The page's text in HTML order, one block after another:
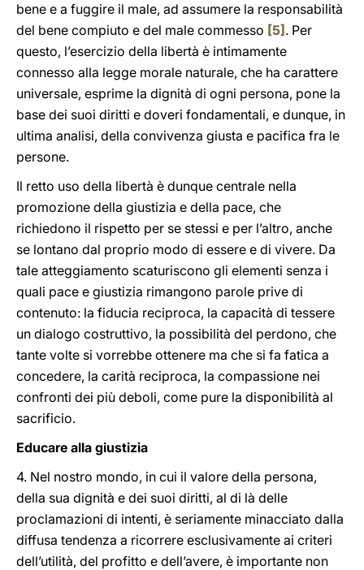
bene e a fuggire il male, ad assumere la responsabilità
del bene compiuto e del male commesso [5] . Per
questo, l’esercizio della libertà è intimamente
connesso alla legge morale naturale, che ha carattere
universale, esprime la dignità di ogni persona, pone la
base dei suoi diritti e doveri fondamentali, e dunque, in
ultima analisi, della convivenza giusta e pacifica fra le
persone.
Il retto uso della libertà è dunque centrale nella
promozione della giustizia e della pace, che
richiedono il rispetto per se stessi e per l’altro, anche
se lontano dal proprio modo di essere e di vivere. Da
tale atteggiamento scaturiscono gli elementi senza i
quali pace e giustizia rimangono parole prive di
contenuto: la fiducia reciproca, la capacità di tessere
un dialogo costruttivo, la possibilità del perdono, che
tante volte si vorrebbe ottenere ma che si fa fatica a
concedere, la carità reciproca, la compassione nei
confronti dei più deboli, come pure la disponibilità al
sacrificio.
Educare alla giustizia
4. Nel nostro mondo, in cui il valore della persona,
della sua dignità e dei suoi diritti, al di là delle
proclamazioni di intenti, è seriamente minacciato dalla
diffusa tendenza a ricorrere esclusivamente ai criteri
dell’utilità, del profitto e dell’avere, è importante non